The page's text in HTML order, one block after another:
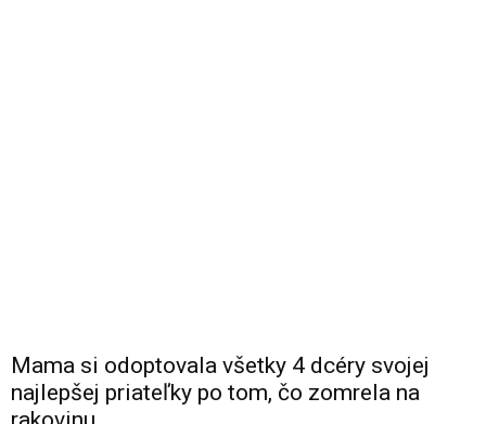
Mama si odoptovala všetky 4 dcéry svojej
najlepšej priateľky po tom, čo zomrela na